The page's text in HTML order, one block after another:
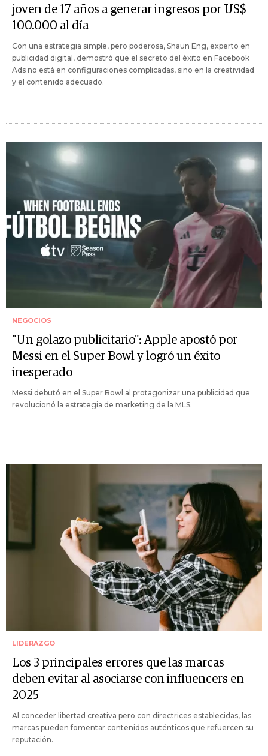
joven de 17 años a generar ingresos por US$
100.000 al día
Con una estrategia simple, pero poderosa, Shaun Eng, experto en
publicidad digital, demostró que el secreto del éxito en Facebook
Ads no está en configuraciones complicadas, sino en la creatividad
y el contenido adecuado.
NEGOCIOS
"Un golazo publicitario": Apple apostó por
Messi en el Super Bowl y logró un éxito
inesperado
Messi debutó en el Super Bowl al protagonizar una publicidad que
revolucionó la estrategia de marketing de la MLS.
LIDERAZGO
Los 3 principales errores que las marcas
deben evitar al asociarse con influencers en
2025
Al conceder libertad creativa pero con directrices establecidas, las
marcas pueden fomentar contenidos auténticos que refuercen su
reputación.